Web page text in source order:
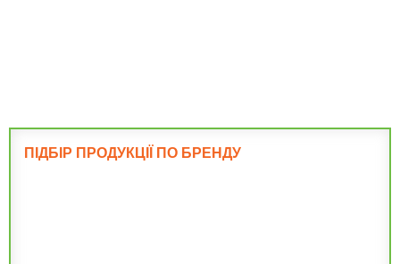
ПІДБІР ПРОДУКЦІЇ ПО БРЕНДУ